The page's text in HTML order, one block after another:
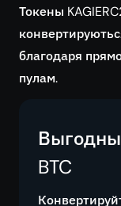
Токены
благодаря
пулам.
BTC